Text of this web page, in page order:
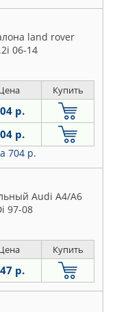
land rover
06-14
Купить
р.
р.
704 р.
Audi A4/A6
97-08
Купить
р.